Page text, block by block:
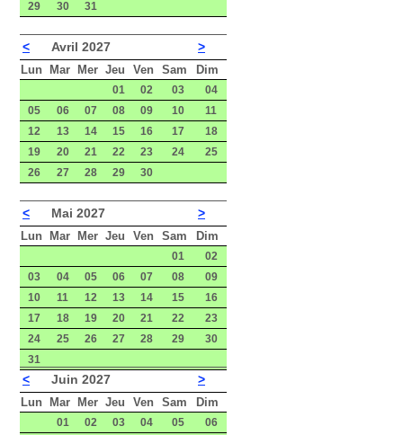
29
30 31
< Avril 2027 >
Lun Mar Mer Jeu Ven Sam Dim
01 02 03
04
05
06 07 08 09 10
11
12
13 14 15 16 17
18
19
20 21 22 23 24
25
26
27 28 29 30
< Mai 2027 >
Lun Mar Mer Jeu Ven Sam Dim
01
02
03
04 05 06 07 08
09
10
11 12 13 14 15
16
17
18 19 20 21 22
23
24
25 26 27 28 29
30
31
< Juin 2027 >
Lun Mar Mer Jeu Ven Sam Dim
01 02 03 04 05
06